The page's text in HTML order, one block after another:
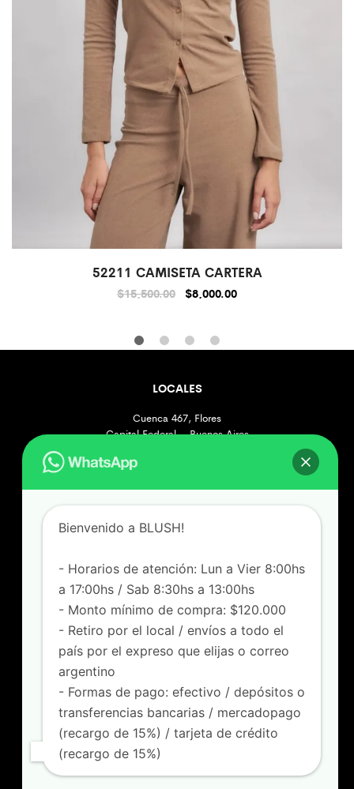
52211 CAMISETA CARTERA
$15,500.00 $8,000.00
LOCALES
Cuenca 467, Flores
Capital Federal – Buenos Aires
Lunes a Viernes de 8 a 17hs
Sábados de 8:30 a 13hs
Felipe Vallese 3263, Flores
[+549] 1165718705
Lunes a Viernes de 8:00 a 17hs
Sábados de 8:30 a 13hs
SOPORTE
Como comprar
SEGUINOS
blushmayorista
Bienvenido a BLUSH!
- Horarios de atención: Lun a Vier 8:00hs
a 17:00hs / Sab 8:30hs a 13:00hs
- Monto mínimo de compra: $120.000
- Retiro por el local / envíos a todo el
país por el expreso que elijas o correo
argentino
- Formas de pago: efectivo / depósitos o
transferencias bancarias / mercadopago
(recargo de 15%) / tarjeta de crédito
(recargo de 15%)